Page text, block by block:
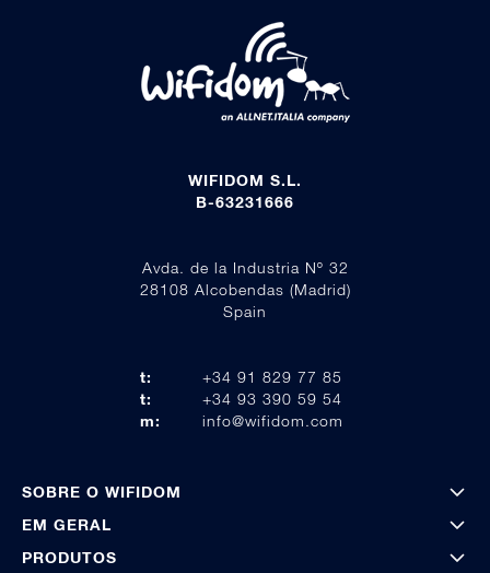
WIFIDOM S.L.
B-63231666
Avda. de la Industria Nº 32
28108 Alcobendas (Madrid)
Spain
t:
+34 91 829 77 85
t:
+34 93 390 59 54
m:
info@wifidom.com
SOBRE O WIFIDOM
EM GERAL
PRODUTOS